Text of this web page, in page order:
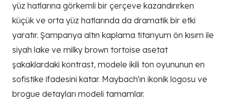
yüz hatlarına görkemli bir çerçeve kazandırırken
küçük ve orta yüz hatlarında da dramatik bir etki
yaratır. Şampanya altın kaplama titanyum ön kısım ile
siyah lake ve milky brown tortoise asetat
şakaklardaki kontrast, modele ikili ton oyununun en
sofistike ifadesini katar. Maybach'ın ikonik logosu ve
brogue detayları modeli tamamlar.